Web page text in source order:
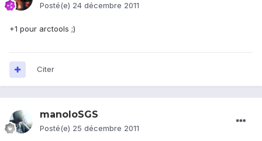
Posté(e) 24 décembre 2011
+1 pour arctools ;)
Citer
manoloSGS
Posté(e) 25 décembre 2011